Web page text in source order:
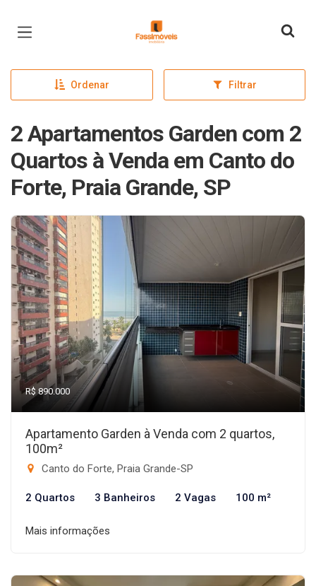
Página inicial
Ordenar Filtrar
2 Apartamentos Garden com 2
Quartos à Venda em Canto do
Forte, Praia Grande, SP
R$ 890.000
Apartamento Garden à Venda com 2 quartos,
100m²
Canto do Forte, Praia Grande-SP
2 Quartos 3 Banheiros 2 Vagas 100 m²
Mais informações